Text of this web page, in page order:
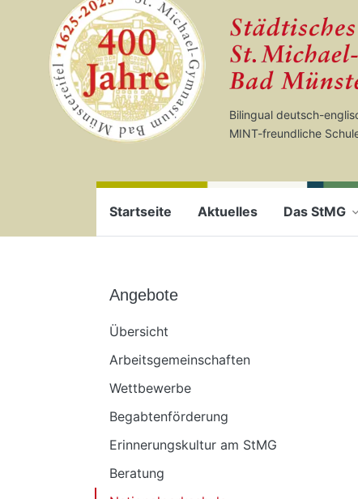
Zum Seiteninhalt springen
Bilingual deutsch-
MINT-freundliche
Startseite Aktuelles Das StMG
Angebote
Übersicht
Arbeitsgemeinschaften
Wettbewerbe
Begabtenförderung
Erinnerungskultur am StMG
Beratung